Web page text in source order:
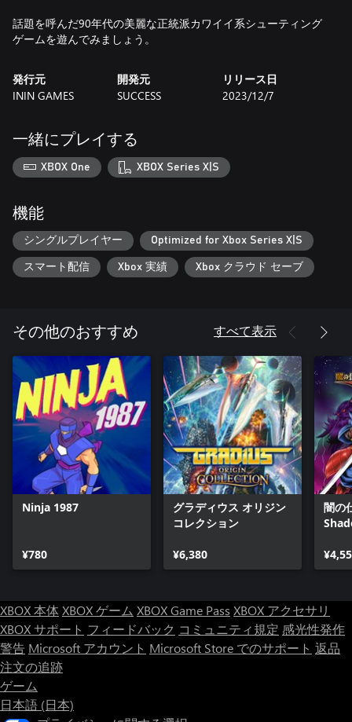
話題を呼んだ90年代の美麗な正統派カワイイ系シューティング
発行元
ININ GAMES
開発元
SUCCESS
リリース日
2023/12/7
一緒にプレイする
XBOX One XBOX Series X|S
機能
シングルプレイヤー Optimized for Xbox Series X|S
スマート配信 Xbox 実績 Xbox クラウド セーブ
その他のおすすめ すべて表示
Ninja 1987
¥780
グラディウス オリジン
コレクション
¥6,380
闇の
XBOX 本体XBOX ゲーム XBOX Game Pass XBOX アクセサリ
XBOX サポート フィードバック コミュニティ規定 感光性発作
警告 Microsoft アカウント Microsoft Store でのサポート 返品
注文の追跡
ゲーム
日本語 (日本)